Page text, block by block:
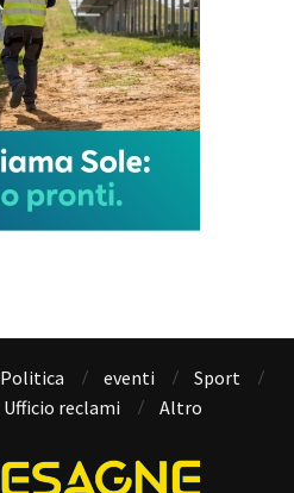
Politica eventi
Sport
Ufficio reclami Altro